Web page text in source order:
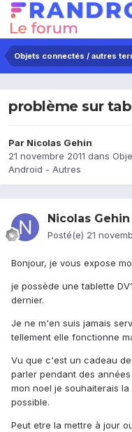
Objets connectés / autres
problème sur
Par Nicolas Gehin
21 novembre 2011 dans
Android - Autres
Nicolas Gehin
Posté(e) 21
Bonjour, je vous expose
je possède une tablette
dernier.
Je ne m'en suis jamais
tellement elle fonctionne
Vu que c'est un cadeau
parler pendant des
mon noel je souhaiterais
possible.
Peut etre la mettre à jour